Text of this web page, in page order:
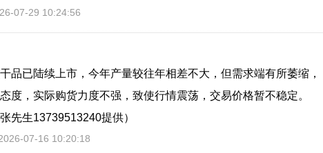
07-29 10:24:56
品已陆续上市，今年产量较往年相差不大，但需求端有所萎缩，
度，实际购货力度不强，致使行情震荡，交易价格暂不稳定。
先生13739513240提供）
07-16 10:20:18